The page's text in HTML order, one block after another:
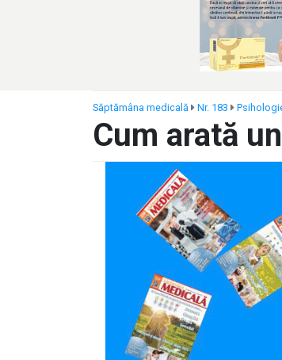
Săptămâna medicală Nr. 183
Cum arată